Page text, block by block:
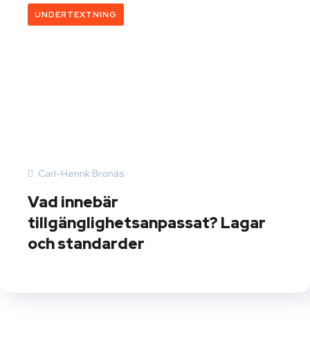
UNDERTEXTNING
Carl-Henrik Bronäs
Vad innebär
tillgänglighetsanpassat? Lagar
och standarder